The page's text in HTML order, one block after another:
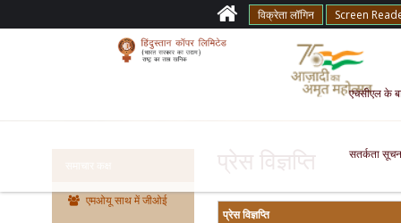
विक्रेता लॉगिन Screen
एचसीएल के
सतर्कता
एमओयू साथ में जीओई
प्रेस विज्ञप्ति
प्रेस विज्ञप्ति